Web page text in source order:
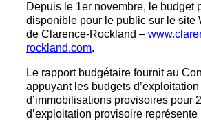
Depuis le 1er novembre, le budget
disponible pour le public sur le site
de Clarence-Rockland –
rockland.com.
Le rapport budgétaire fournit au
appuyant les budgets d’exploitation
d’immobilisations provisoires pour
d’exploitation provisoire représente